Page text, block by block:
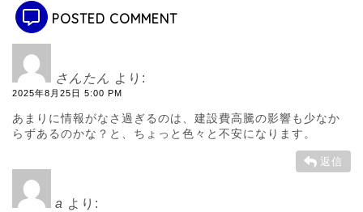
POSTED COMMENT
さんたん より:
2025年8月25日 5:00 PM
あまりに情報がなさ過ぎるのは、建設費高騰の影響も少なか
らずあるのかな？と、ちょっと色々と不安になります。
返信
a より: